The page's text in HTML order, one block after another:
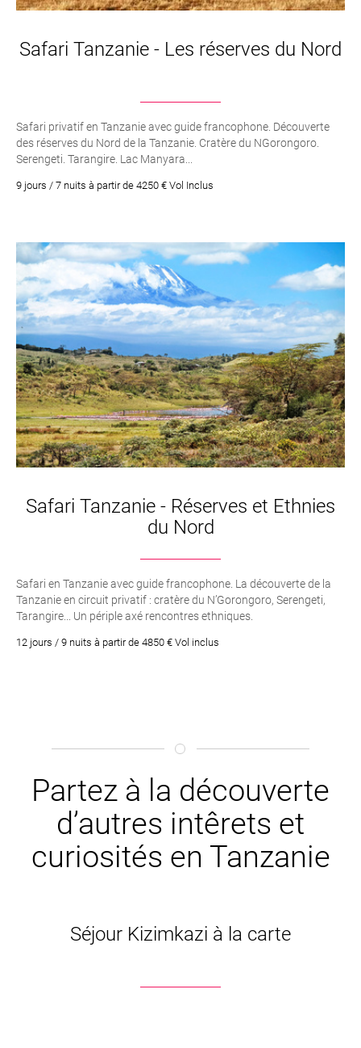
Safari Tanzanie - Les réserves du Nord
Safari privatif en Tanzanie avec guide francophone. Découverte
des réserves du Nord de la Tanzanie. Cratère du NGorongoro.
Serengeti. Tarangire. Lac Manyara...
9 jours / 7 nuits à partir de 4250 € Vol Inclus
Safari Tanzanie - Réserves et Ethnies
du Nord
Safari en Tanzanie avec guide francophone. La découverte de la
Tanzanie en circuit privatif : cratère du N’Gorongoro, Serengeti,
Tarangire... Un périple axé rencontres ethniques.
12 jours / 9 nuits à partir de 4850 € Vol inclus
Partez à la découverte
d’autres intêrets et
curiosités en Tanzanie
Séjour Kizimkazi à la carte